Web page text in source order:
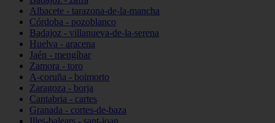
Albacete - tarazona-de-la-mancha
Córdoba - pozoblanco
Badajoz - villanueva-de-la-serena
Huelva - aracena
Jaén - mengíbar
Zamora - toro
A-coruña - boimorto
Zaragoza - borja
Cantabria - cartes
Granada - cortes-de-baza
Illes-balears - sant-joan